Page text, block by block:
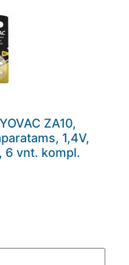
ZA10,
1,4V,
6 vnt. kompl.